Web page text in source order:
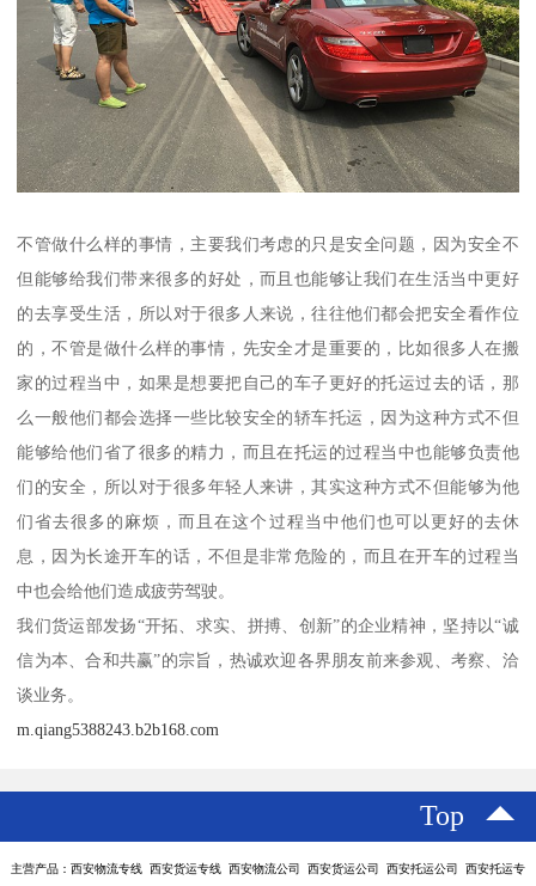
不管做什么样的事情，主要我们考虑的只是安全问题，因为安全不
但能够给我们带来很多的好处，而且也能够让我们在生活当中更好
的去享受生活，所以对于很多人来说，往往他们都会把安全看作位
的，不管是做什么样的事情，先安全才是重要的，比如很多人在搬
家的过程当中，如果是想要把自己的车子更好的托运过去的话，那
么一般他们都会选择一些比较安全的轿车托运，因为这种方式不但
能够给他们省了很多的精力，而且在托运的过程当中也能够负责他
们的安全，所以对于很多年轻人来讲，其实这种方式不但能够为他
们省去很多的麻烦，而且在这个过程当中他们也可以更好的去休
息，因为长途开车的话，不但是非常危险的，而且在开车的过程当
中也会给他们造成疲劳驾驶。
我们货运部发扬“开拓、求实、拼搏、创新”的企业精神，坚持以“诚
信为本、合和共赢”的宗旨，热诚欢迎各界朋友前来参观、考察、洽
谈业务。
m.qiang5388243.b2b168.com
Top
主营产品：西安物流专线 西安货运专线 西安物流公司 西安货运公司 西安托运公司 西安托运专